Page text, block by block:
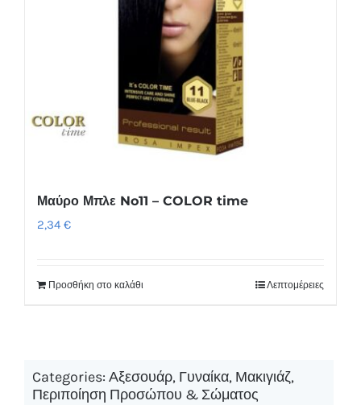
Μαύρο Μπλε No11 – COLOR time
2,34 €
Προσθήκη στο καλάθι Λεπτομέρειες
Categories: Αξεσουάρ, Γυναίκα, Μακιγιάζ,
Περιποίηση Προσώπου & Σώματος